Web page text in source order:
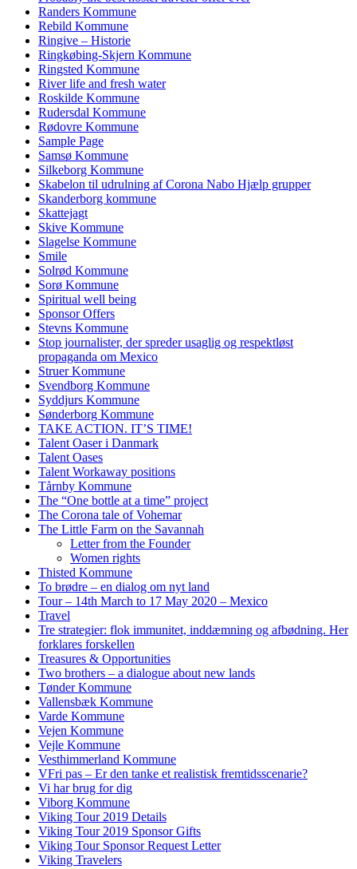
Randers Kommune
Rebild Kommune
Ringive – Historie
Ringkøbing-Skjern Kommune
Ringsted Kommune
River life and fresh water
Roskilde Kommune
Rudersdal Kommune
Rødovre Kommune
Sample Page
Samsø Kommune
Silkeborg Kommune
Skabelon til udrulning af Corona Nabo Hjælp grupper
Skanderborg kommune
Skattejagt
Skive Kommune
Slagelse Kommune
Smile
Solrød Kommune
Sorø Kommune
Spiritual well being
Sponsor Offers
Stevns Kommune
Stop journalister, der spreder usaglig og respektløst
propaganda om Mexico
Struer Kommune
Svendborg Kommune
Syddjurs Kommune
Sønderborg Kommune
TAKE ACTION. IT’S TIME!
Talent Oaser i Danmark
Talent Oases
Talent Workaway positions
Tårnby Kommune
The “One bottle at a time” project
The Corona tale of Vohemar
The Little Farm on the Savannah
Letter from the Founder
Women rights
Thisted Kommune
To brødre – en dialog om nyt land
Tour – 14th March to 17 May 2020 – Mexico
Travel
Tre strategier: flok immunitet, inddæmning og afbødning. Her
forklares forskellen
Treasures & Opportunities
Two brothers – a dialogue about new lands
Tønder Kommune
Vallensbæk Kommune
Varde Kommune
Vejen Kommune
Vejle Kommune
Vesthimmerland Kommune
VFri pas – Er den tanke et realistisk fremtidsscenarie?
Vi har brug for dig
Viborg Kommune
Viking Tour 2019 Details
Viking Tour 2019 Sponsor Gifts
Viking Tour Sponsor Request Letter
Viking Travelers